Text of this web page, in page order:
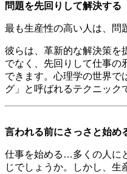
問題を先回りして解決する
最も生産性の高い人は、問
彼らは、革新的な解決策を
でなく、先回りして仕事の
できます。心理学の世界で
グ」と呼ばれるテクニック
言われる前にさっさと始め
仕事を始める…多くの人に
じでしょうか。しかし、生